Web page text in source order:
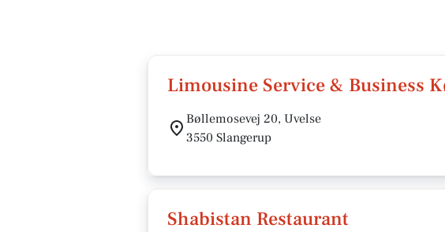
Limousine Service & Business
Bøllemosevej 20, Uvelse
3550 Slangerup
Shabistan Restaurant